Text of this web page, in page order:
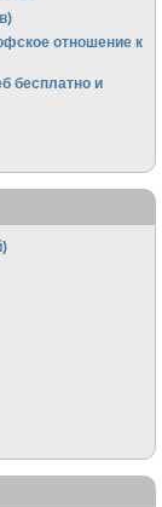
отношение к
бесплатно и